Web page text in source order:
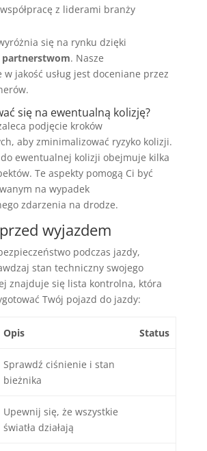
z liderami branży
wyróżnia się na rynku dzięki
. Nasze
w jakość usług jest doceniane przez
się na ewentualną kolizję?
podjęcie kroków
aby zminimalizować ryzyko kolizji.
ewentualnej kolizji obejmuje kilka
Te aspekty pomogą Ci być
na wypadek
zdarzenia na drodze.
wyjazdem
podczas jazdy,
stan techniczny swojego
znajduje się lista kontrolna, która
Twój pojazd do jazdy:
Opis Status
Sprawdź ciśnienie i stan
bieżnika
Upewnij się, że wszystkie
światła działają